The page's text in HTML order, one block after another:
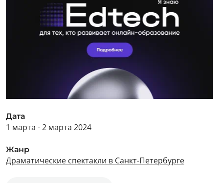
Дата
1 марта - 2 марта 2024
Жанр
Драматические спектакли в Санкт-Петербурге